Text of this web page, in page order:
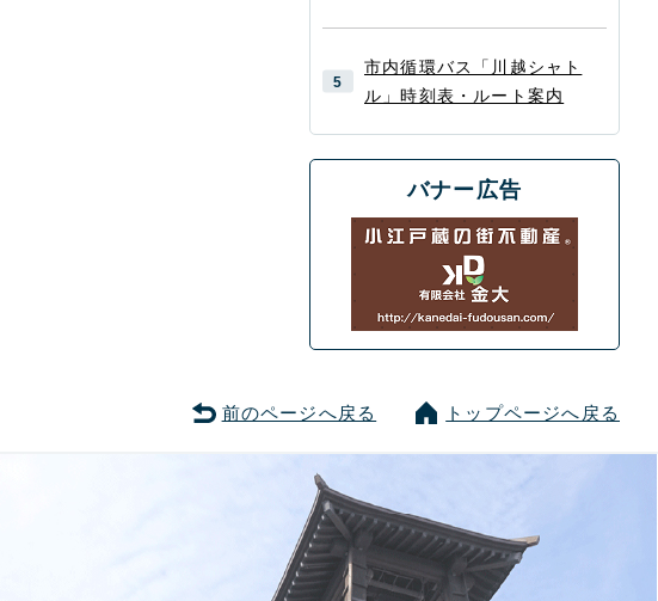
市内循環バス「川越シャト
ル」時刻表・ルート案内
バナー広告
前のページへ戻る トップページへ戻る